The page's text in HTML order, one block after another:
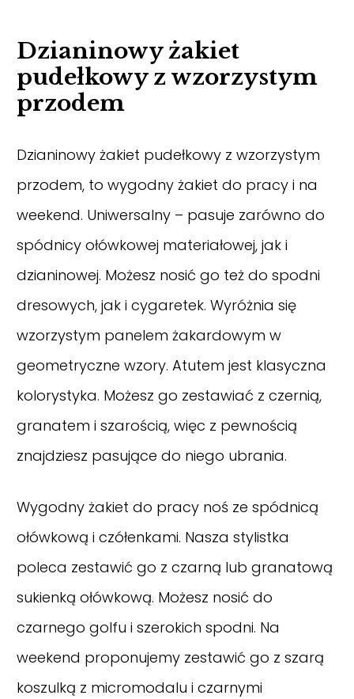
Dzianinowy żakiet
pudełkowy z wzorzystym
przodem
Dzianinowy żakiet pudełkowy z wzorzystym
przodem, to wygodny żakiet do pracy i na
weekend. Uniwersalny – pasuje zarówno do
spódnicy ołówkowej materiałowej, jak i
dzianinowej. Możesz nosić go też do spodni
dresowych, jak i cygaretek. Wyróżnia się
wzorzystym panelem żakardowym w
geometryczne wzory. Atutem jest klasyczna
kolorystyka. Możesz go zestawiać z czernią,
granatem i szarością, więc z pewnością
znajdziesz pasujące do niego ubrania.
Wygodny żakiet do pracy noś ze spódnicą
ołówkową i czółenkami. Nasza stylistka
poleca zestawić go z czarną lub granatową
sukienką ołówkową. Możesz nosić do
czarnego golfu i szerokich spodni. Na
weekend proponujemy zestawić go z szarą
koszulką z micromodalu i czarnymi